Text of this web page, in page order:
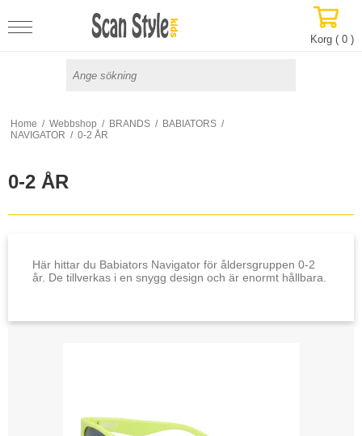
Korg ( 0 )
Home / Webbshop / BRANDS / BABIATORS /
NAVIGATOR / 0-2 ÅR
0-2 ÅR
Här hittar du Babiators Navigator för åldersgruppen 0-2
år. De tillverkas i en snygg design och är enormt hållbara.